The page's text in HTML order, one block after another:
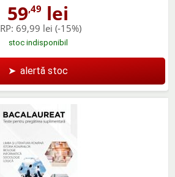
59,49 lei
69,99 lei (-15%)
stoc indisponibil
➤ alertă stoc